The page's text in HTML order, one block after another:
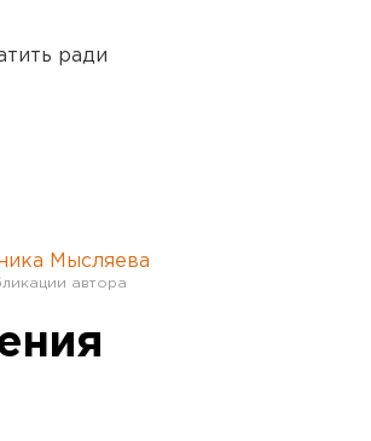
ради
Мысляева